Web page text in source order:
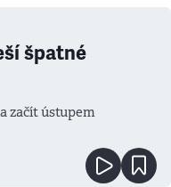
špatné
začít ústupem